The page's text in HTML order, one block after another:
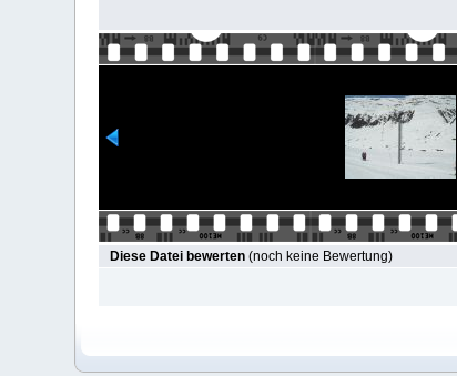
Diese Datei bewerten(noch keine Bewertung)